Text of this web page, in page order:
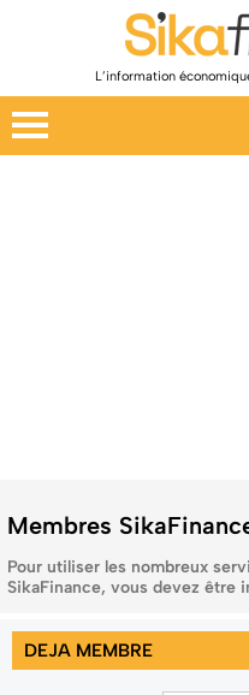
L’information
Membres
Pour utiliser les nombreux
SikaFinance, vous devez être
DEJA MEMBRE